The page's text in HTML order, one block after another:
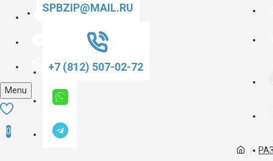
SPBZIP@MAIL.RU
+7 (812) 507-02-72
Menu
0